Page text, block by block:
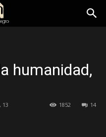
humanidad,
13 14
1852